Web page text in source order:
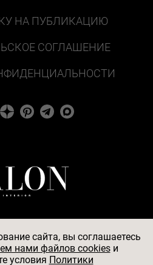
НА ПУБЛИКАЦИЮ
СОГЛАШЕНИЕ
© 2026
сайта, вы соглашаетесь
нами файлов cookiesи
условия Политики